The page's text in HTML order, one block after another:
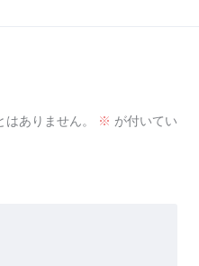
ありません。 ※ が付いてい